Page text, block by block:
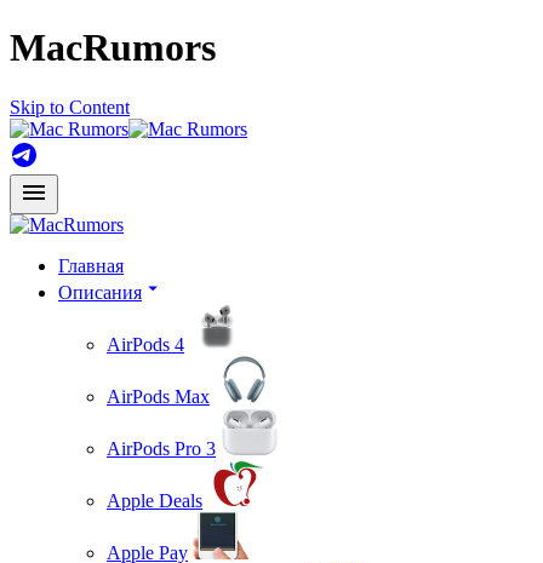
MacRumors
Skip to Content
Главная
Описания
AirPods 4
AirPods Max
AirPods Pro 3
Apple Deals
Apple Pay